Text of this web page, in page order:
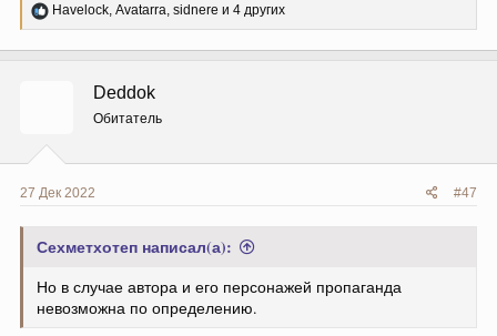
Р
е
Havelock, Avatarra, sidnere и 4 других
Deddok
Обитатель
27 Дек 2022 #47
Сехметхотеп написал(а):
Но в случае автора и его персонажей пропаганда
невозможна по определению.